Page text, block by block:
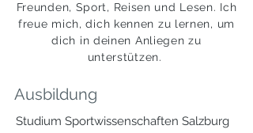
Freunden, Sport, Reisen und Lesen. Ich
freue mich, dich kennen zu lernen, um
dich in deinen Anliegen zu
unterstützen.
Ausbildung
Studium Sportwissenschaften Salzburg